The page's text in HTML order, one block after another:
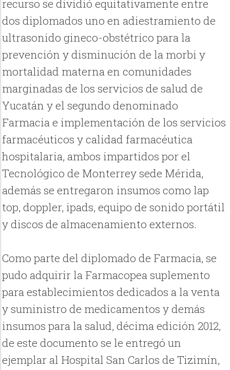
recurso se dividió equitativamente entre
dos diplomados uno en adiestramiento de
ultrasonido gineco-obstétrico para la
prevención y disminución de la morbi y
mortalidad materna en comunidades
marginadas de los servicios de salud de
Yucatán y el segundo denominado
Farmacia e implementación de los servicios
farmacéuticos y calidad farmacéutica
hospitalaria, ambos impartidos por el
Tecnológico de Monterrey sede Mérida,
además se entregaron insumos como lap
top, doppler, ipads, equipo de sonido portátil
y discos de almacenamiento externos.
Como parte del diplomado de Farmacia, se
pudo adquirir la Farmacopea suplemento
para establecimientos dedicados a la venta
y suministro de medicamentos y demás
insumos para la salud, décima edición 2012,
de este documento se le entregó un
ejemplar al Hospital San Carlos de Tizimín,